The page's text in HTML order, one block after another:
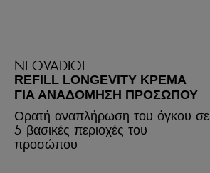
NEOVADIOL
REFILL LONGEVITY ΚΡΈΜΑ
ΓΙΑ ΑΝΑΔΌΜΗΣΗ ΠΡΟΣΏΠΟΥ
Ορατή αναπλήρωση του όγκου σε
5 βασικές περιοχές του
προσώπου